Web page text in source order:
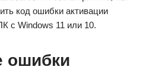
код ошибки активации
с Windows 11 или 10.
ошибки